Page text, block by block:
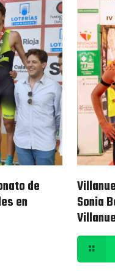
de
en
Sonia